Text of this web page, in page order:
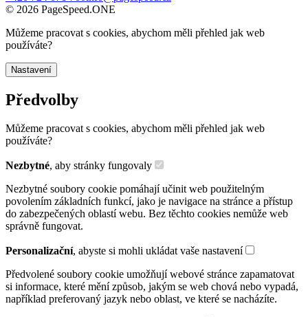
© 2026 PageSpeed.ONE
Můžeme pracovat s cookies, abychom měli přehled jak web
používáte?
Nastavení
Předvolby
Můžeme pracovat s cookies, abychom měli přehled jak web
používáte?
Nezbytné, aby stránky fungovaly
Nezbytné soubory cookie pomáhají učinit web použitelným
povolením základních funkcí, jako je navigace na stránce a přístup
do zabezpečených oblastí webu. Bez těchto cookies nemůže web
správně fungovat.
Personalizační, abyste si mohli ukládat vaše nastavení
Předvolené soubory cookie umožňují webové stránce zapamatovat
si informace, které mění způsob, jakým se web chová nebo vypadá,
například preferovaný jazyk nebo oblast, ve které se nacházíte.